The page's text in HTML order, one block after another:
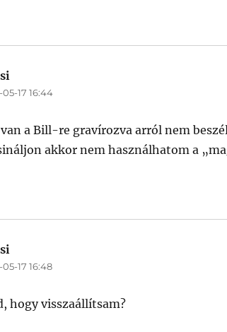
05-17 16:44
a Bill-re gravírozva arról nem
akkor nem használhatom a
05-17 16:48
hogy visszaállítsam?